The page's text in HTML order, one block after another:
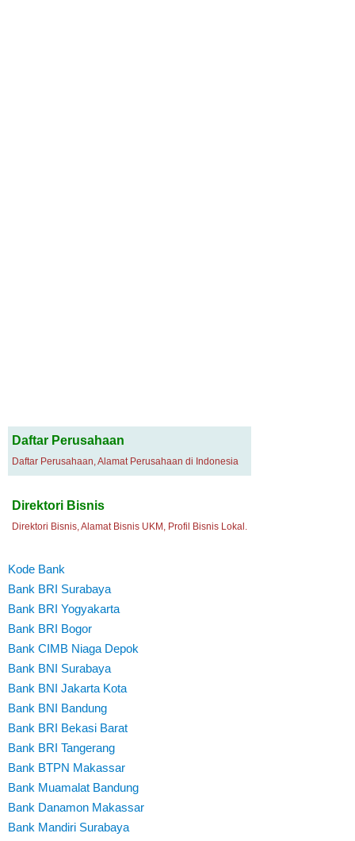
Daftar Perusahaan
Daftar Perusahaan, Alamat Perusahaan di Indonesia
Direktori Bisnis
Direktori Bisnis, Alamat Bisnis UKM, Profil Bisnis Lokal.
Kode Bank
Bank BRI Surabaya
Bank BRI Yogyakarta
Bank BRI Bogor
Bank CIMB Niaga Depok
Bank BNI Surabaya
Bank BNI Jakarta Kota
Bank BNI Bandung
Bank BRI Bekasi Barat
Bank BRI Tangerang
Bank BTPN Makassar
Bank Muamalat Bandung
Bank Danamon Makassar
Bank Mandiri Surabaya